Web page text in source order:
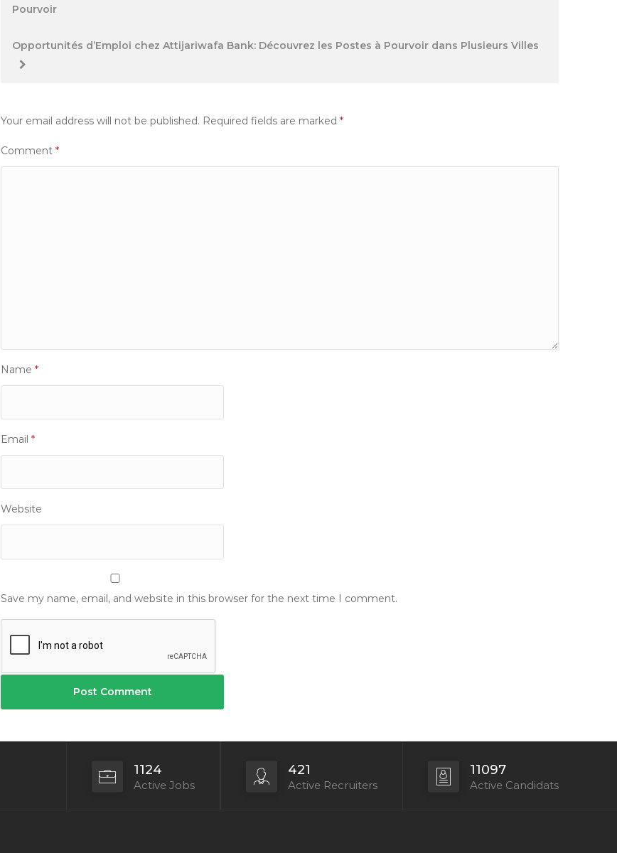
Pourvoir
Opportunités d’Emploi chez Attijariwafa Bank: Découvrez les Postes à Pourvoir dans Plusieurs Villes
Your email address will not be published. Required fields are marked *
Comment *
Name *
Email *
Website
Save my name, email, and website in this browser for the next time I comment.
1124
Active Jobs
421
Active Recruiters
11097
Active Candidats